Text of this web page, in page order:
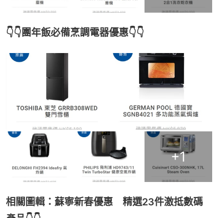
👇👇團年飯必備烹調電器優惠👇👇
+1
相關圖輯：蘇寧新春優惠 精選23件激抵數碼